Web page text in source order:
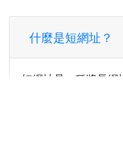
什麼是短網址？
短網址是一種將長